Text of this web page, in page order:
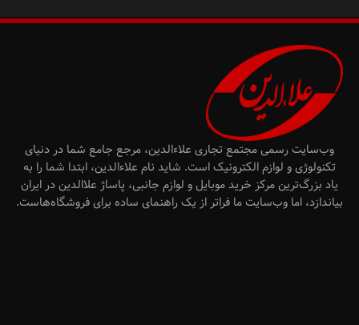
وب‌سایت رسمی مجتمع تجاری علاءالدین، مرجع جامع شما در دنیای
تکنولوژی و لوازم الکترونیک است. شاید نام علاءالدین، ابتدا شما را به
یاد بزرگ‌ترین مرکز خرید موبایل و لوازم جانبی، پاساژ علاالدین در ایران
بیاندازد، اما وب‌سایت ما فراتر از یک راهنمای ساده برای فروشگاه‌هاست.